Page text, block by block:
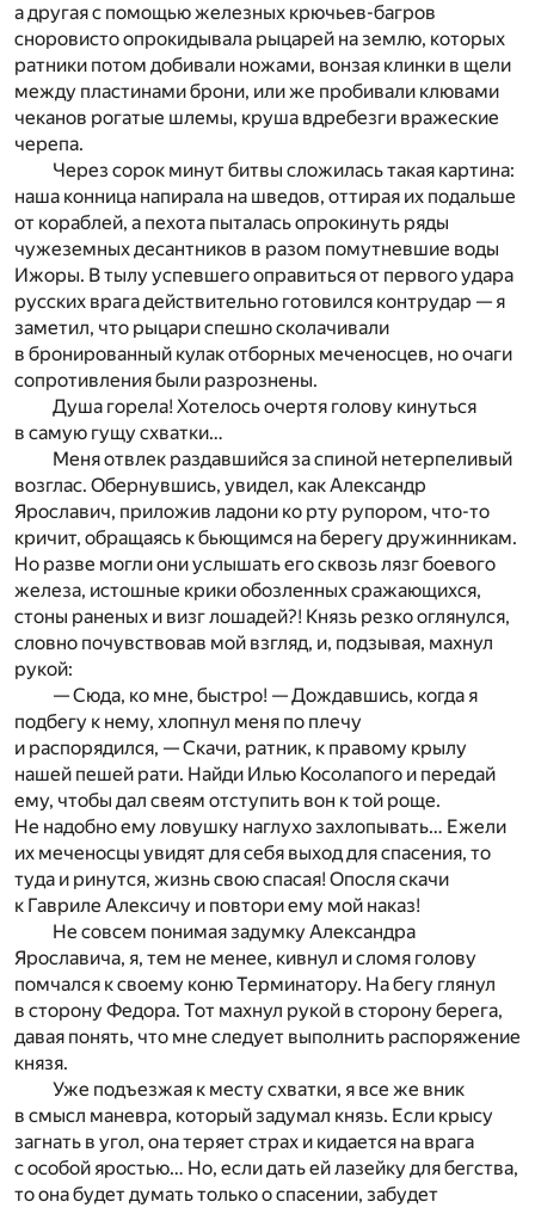
а другая с помощью железных крючьев-багров
сноровисто опрокидывала рыцарей на землю, которых
ратники потом добивали ножами, вонзая клинки в щели
между пластинами брони, или же пробивали клювами
чеканов рогатые шлемы, круша вдребезги вражеские
черепа.
Через сорок минут битвы сложилась такая картина:
наша конница напирала на шведов, оттирая их подальше
от кораблей, а пехота пыталась опрокинуть ряды
чужеземных десантников в разом помутневшие воды
Ижоры. В тылу успевшего оправиться от первого удара
русских врага действительно готовился контрудар — я
заметил, что рыцари спешно сколачивали
в бронированный кулак отборных меченосцев, но очаги
сопротивления были разрознены.
Душа горела! Хотелось очертя голову кинуться
в самую гущу схватки…
Меня отвлек раздавшийся за спиной нетерпеливый
возглас. Обернувшись, увидел, как Александр
Ярославич, приложив ладони ко рту рупором, что-то
кричит, обращаясь к бьющимся на берегу дружинникам.
Но разве могли они услышать его сквозь лязг боевого
железа, истошные крики обозленных сражающихся,
стоны раненых и визг лошадей?! Князь резко оглянулся,
словно почувствовав мой взгляд, и, подзывая, махнул
рукой:
— Сюда, ко мне, быстро! — Дождавшись, когда я
подбегу к нему, хлопнул меня по плечу
и распорядился, — Скачи, ратник, к правому крылу
нашей пешей рати. Найди Илью Косолапого и передай
ему, чтобы дал свеям отступить вон к той роще.
Не надобно ему ловушку наглухо захлопывать… Ежели
их меченосцы увидят для себя выход для спасения, то
туда и ринутся, жизнь свою спасая! Опосля скачи
к Гавриле Алексичу и повтори ему мой наказ!
Не совсем понимая задумку Александра
Ярославича, я, тем не менее, кивнул и сломя голову
помчался к своему коню Терминатору. На бегу глянул
в сторону Федора. Тот махнул рукой в сторону берега,
давая понять, что мне следует выполнить распоряжение
князя.
Уже подъезжая к месту схватки, я все же вник
в смысл маневра, который задумал князь. Если крысу
загнать в угол, она теряет страх и кидается на врага
с особой яростью… Но, если дать ей лазейку для бегства,
то она будет думать только о спасении, забудет